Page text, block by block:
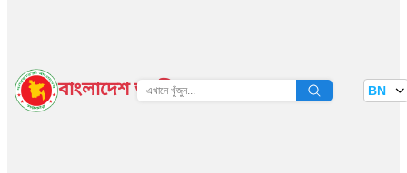
বাংলাদেশ জাতীয় তথ্য বাতায়ন BN